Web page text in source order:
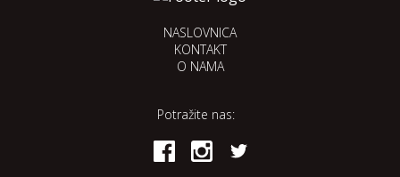
NASLOVNICA
KONTAKT
O NAMA
Potražite nas: